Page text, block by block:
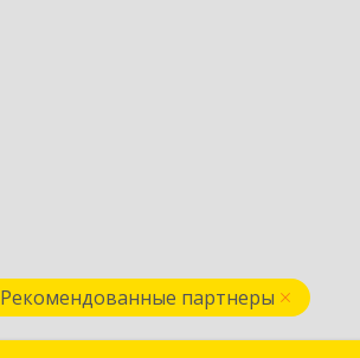
Рекомендованные партнеры